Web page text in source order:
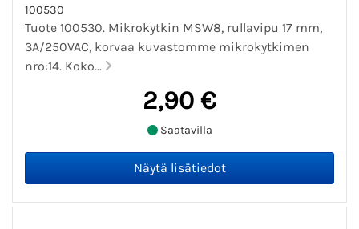
100530
Tuote 100530. Mikrokytkin MSW8, rullavipu 17 mm,
3A/250VAC, korvaa kuvastomme mikrokytkimen
nro:14. Koko...
2,90 €
Saatavilla